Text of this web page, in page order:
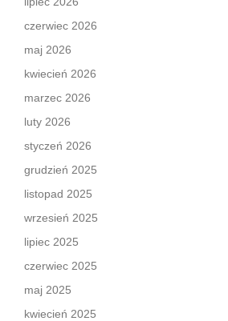
czerwiec 2026
maj 2026
kwiecień 2026
marzec 2026
luty 2026
styczeń 2026
grudzień 2025
listopad 2025
wrzesień 2025
lipiec 2025
czerwiec 2025
maj 2025
kwiecień 2025